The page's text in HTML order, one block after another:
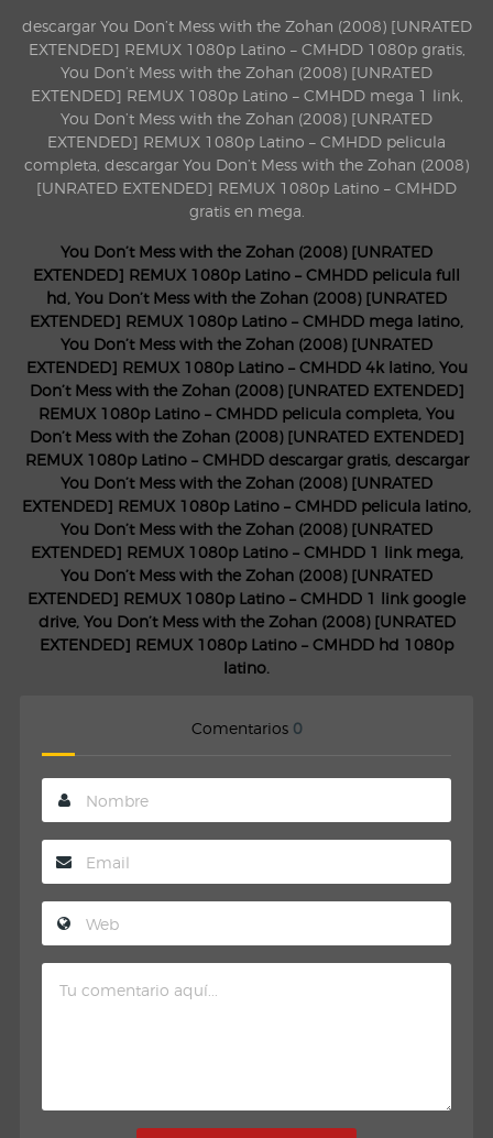
descargar You Don’t Mess with the Zohan (2008) [UNRATED
EXTENDED] REMUX 1080p Latino – CMHDD 1080p gratis,
You Don’t Mess with the Zohan (2008) [UNRATED
EXTENDED] REMUX 1080p Latino – CMHDD mega 1 link,
You Don’t Mess with the Zohan (2008) [UNRATED
EXTENDED] REMUX 1080p Latino – CMHDD pelicula
completa, descargar You Don’t Mess with the Zohan (2008)
[UNRATED EXTENDED] REMUX 1080p Latino – CMHDD
gratis en mega.
You Don’t Mess with the Zohan (2008) [UNRATED
EXTENDED] REMUX 1080p Latino – CMHDD pelicula full
hd, You Don’t Mess with the Zohan (2008) [UNRATED
EXTENDED] REMUX 1080p Latino – CMHDD mega latino,
You Don’t Mess with the Zohan (2008) [UNRATED
EXTENDED] REMUX 1080p Latino – CMHDD 4k latino, You
Don’t Mess with the Zohan (2008) [UNRATED EXTENDED]
REMUX 1080p Latino – CMHDD pelicula completa, You
Don’t Mess with the Zohan (2008) [UNRATED EXTENDED]
REMUX 1080p Latino – CMHDD descargar gratis, descargar
You Don’t Mess with the Zohan (2008) [UNRATED
EXTENDED] REMUX 1080p Latino – CMHDD pelicula latino,
You Don’t Mess with the Zohan (2008) [UNRATED
EXTENDED] REMUX 1080p Latino – CMHDD 1 link mega,
You Don’t Mess with the Zohan (2008) [UNRATED
EXTENDED] REMUX 1080p Latino – CMHDD 1 link google
drive, You Don’t Mess with the Zohan (2008) [UNRATED
EXTENDED] REMUX 1080p Latino – CMHDD hd 1080p
latino.
Comentarios 0